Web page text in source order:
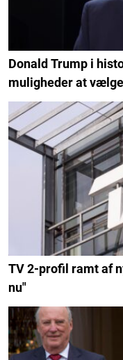
Donald Trump i
muligheder at
TV 2-profil ramt af
nu"